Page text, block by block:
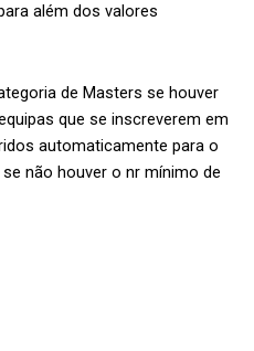
além dos valores
de Masters se houver
que se inscreverem em
automaticamente para o
não houver o nr mínimo de